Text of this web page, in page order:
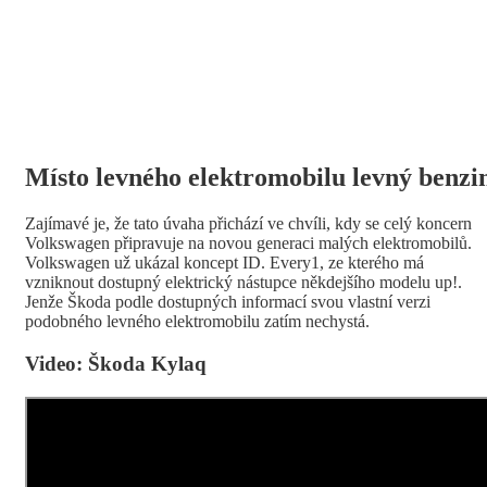
Místo levného elektromobilu levný
Zajímavé je, že tato úvaha přichází ve chvíli, kdy se celý koncern
Volkswagen připravuje na novou generaci malých elektromobilů.
Volkswagen už ukázal koncept ID. Every1, ze kterého má
vzniknout dostupný elektrický nástupce někdejšího modelu up!.
Jenže Škoda podle dostupných informací svou vlastní verzi
podobného levného elektromobilu zatím nechystá.
Video: Škoda Kylaq